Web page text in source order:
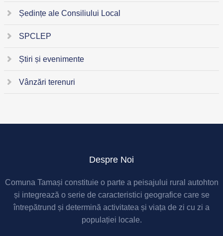
Ședințe ale Consiliului Local
SPCLEP
Știri și evenimente
Vânzări terenuri
Despre Noi
Comuna Tamași constituie o parte a peisajului rural autohton
și integrează o serie de caracteristici geografice care se
întrepătrund și determină activitatea și viața de zi cu zi a
populației locale.